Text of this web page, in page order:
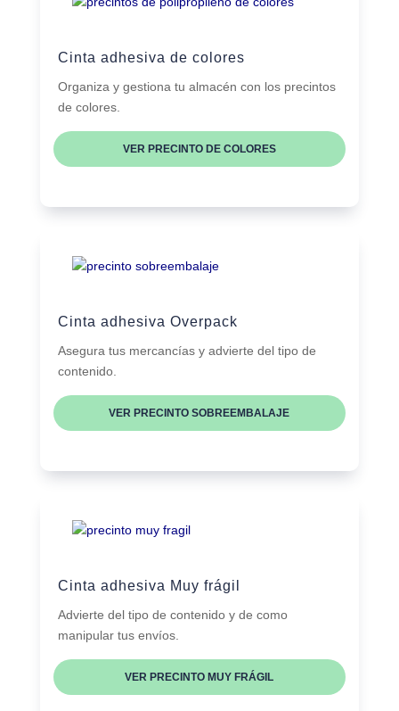
Cinta adhesiva de colores
Organiza y gestiona tu almacén con los precintos
de colores.
VER PRECINTO DE COLORES
Cinta adhesiva Overpack
Asegura tus mercancías y advierte del tipo de
contenido.
VER PRECINTO SOBREEMBALAJE
Cinta adhesiva Muy frágil
Advierte del tipo de contenido y de como
manipular tus envíos.
VER PRECINTO MUY FRÁGIL